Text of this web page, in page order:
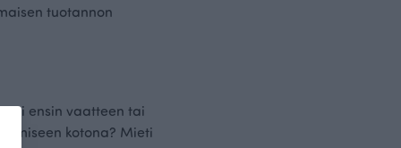
tuotannon
ensin vaatteen tai
kotona? Mieti